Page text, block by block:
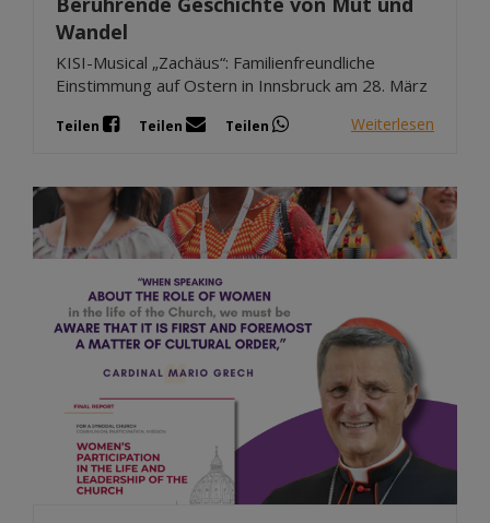
Wandel
KISI-Musical „Zachäus“: Familienfreundliche
Einstimmung auf Ostern in Innsbruck am 28. März
Teilen Teilen Teilen Weiterlesen